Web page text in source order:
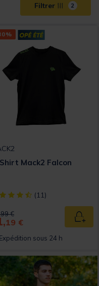
Filtrer 2
panier
Mack2 Falcon
Object] out of 5
(11)
reduced from
€to
19 €
Expédition sous 24 h